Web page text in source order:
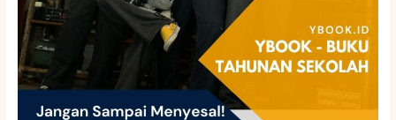
Sekolah
Kubu
Raya
yang
Estetik
dan